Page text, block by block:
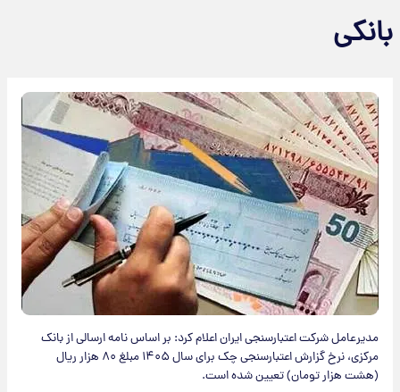
بانکی
مدیرعامل شرکت اعتبارسنجی ایران اعلام کرد: بر اساس نامه ارسالی از بانک
مرکزی، نرخ گزارش اعتبارسنجی چک برای سال ۱۴۰۵ مبلغ ۸۰ هزار ریال
(هشت هزار تومان) تعیین شده است.